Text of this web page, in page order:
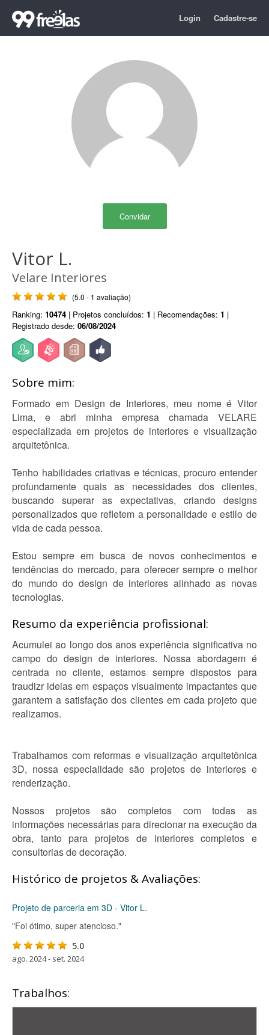
Login Cadastre-se
Convidar
Vitor L.
Velare Interiores
(5.0 - 1 avaliação)
Ranking: 10474 | Projetos concluídos: 1 | Recomendações: 1 |
Registrado desde: 06/08/2024
Sobre mim:
Formado em Design de Interiores, meu nome é Vitor
Lima, e abri minha empresa chamada VELARE
especializada em projetos de interiores e visualização
arquitetônica.
Tenho habilidades criativas e técnicas, procuro entender
profundamente quais as necessidades dos clientes,
buscando superar as expectativas, criando designs
personalizados que refletem a personalidade e estilo de
vida de cada pessoa.
Estou sempre em busca de novos conhecimentos e
tendências do mercado, para oferecer sempre o melhor
do mundo do design de interiores alinhado as novas
tecnologias.
Resumo da experiência profissional:
Acumulei ao longo dos anos experiência significativa no
campo do design de interiores. Nossa abordagem é
centrada no cliente, estamos sempre dispostos para
traudizr ideias em espaços visualmente impactantes que
garantem a satisfação dos clientes em cada projeto que
realizamos.
Trabalhamos com reformas e visualização arquitetônica
3D, nossa especialidade são projetos de interiores e
renderização.
Nossos projetos são completos com todas as
informações necessárias para direcionar na execução da
obra, tanto para projetos de interiores completos e
consultorias de decoração.
Histórico de projetos & Avaliações:
Projeto de parceria em 3D - Vitor L.
"Foi ótimo, super atencioso."
5.0
ago. 2024 - set. 2024
Trabalhos: